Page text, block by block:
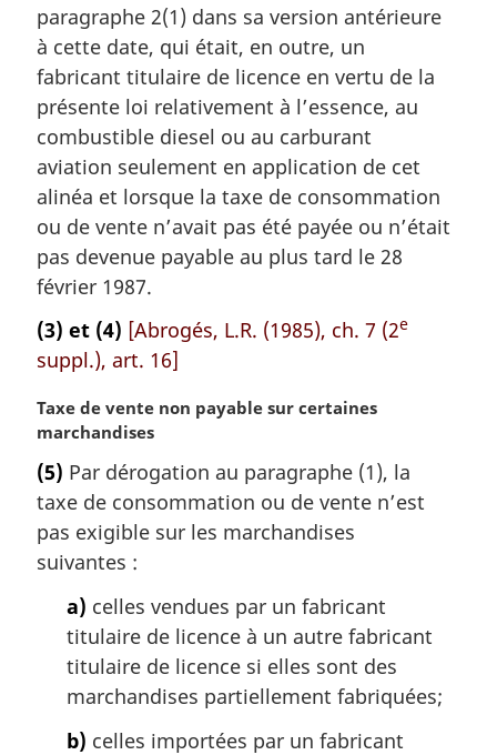
e
:
paragraphe 2(1) dans sa version antérieure
à cette date, qui était, en outre, un
fabricant titulaire de licence en vertu de la
présente loi relativement à l’essence, au
combustible diesel ou au carburant
aviation seulement en application de cet
alinéa et lorsque la taxe de consommation
ou de vente n’avait pas été payée ou n’était
pas devenue payable au plus tard le 28
février 1987.
(3) et (4) [Abrogés, L.R. (1985), ch. 7 (2e
suppl.), art. 16]
N
o
e
m
a
r
Taxe de vente non payable sur certaines
marchandises
(5) Par dérogation au paragraphe (1), la
taxe de consommation ou de vente n’est
pas exigible sur les marchandises
suivantes :
a) celles vendues par un fabricant
titulaire de licence à un autre fabricant
titulaire de licence si elles sont des
marchandises partiellement fabriquées;
b) celles importées par un fabricant